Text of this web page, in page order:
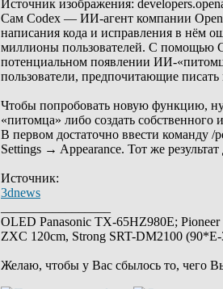
Источник изображения:
Сам Codex — ИИ-агент компании
написания кода и исправления в нём
миллионы пользователей. С помощью
потенциальном появлении ИИ-
пользователи, предпочитающие
Чтобы попробовать новую функцию,
«питомца» либо создать
В первом достаточно ввести команду /
Settings → Appearance. Тот же
Источник:
3dnews
OLED Panasonic TX-65HZ980E;
ZXC 120cm, Strong SRT-DM2100
Желаю, чтобы у Вас сбылось то, чего